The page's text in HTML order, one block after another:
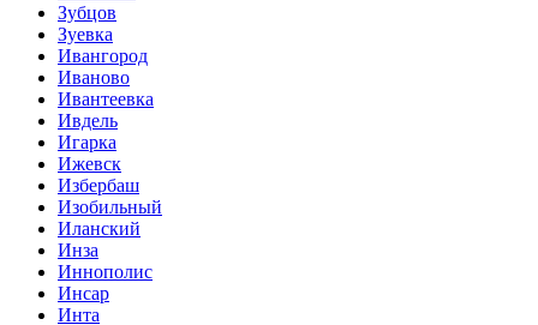
Зубцов
Зуевка
Ивангород
Иваново
Ивантеевка
Ивдель
Игарка
Ижевск
Избербаш
Изобильный
Иланский
Инза
Иннополис
Инсар
Инта